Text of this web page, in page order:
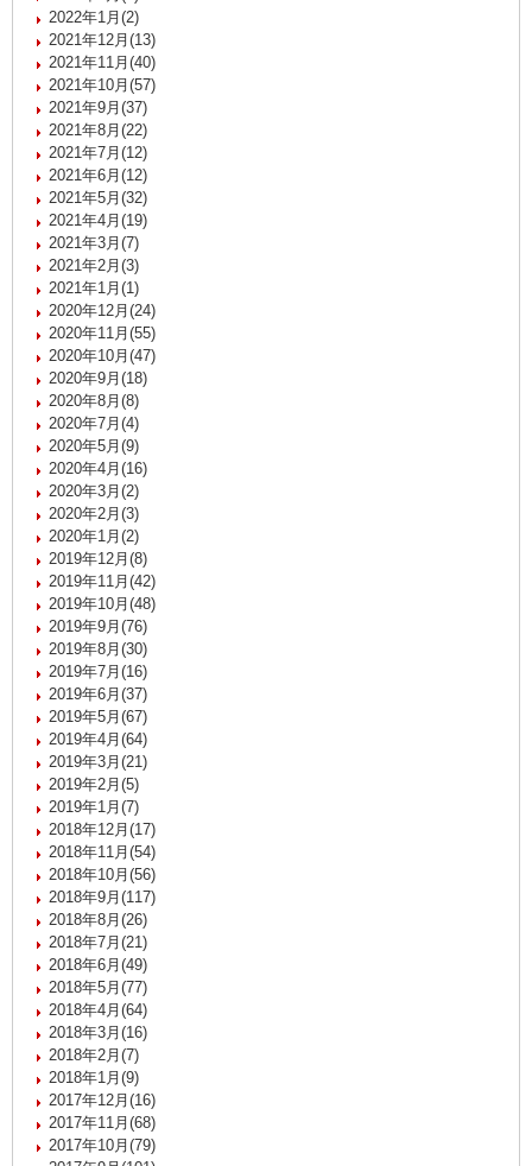
2022年1月(2)
2021年12月(13)
2021年11月(40)
2021年10月(57)
2021年9月(37)
2021年8月(22)
2021年7月(12)
2021年6月(12)
2021年5月(32)
2021年4月(19)
2021年3月(7)
2021年2月(3)
2021年1月(1)
2020年12月(24)
2020年11月(55)
2020年10月(47)
2020年9月(18)
2020年8月(8)
2020年7月(4)
2020年5月(9)
2020年4月(16)
2020年3月(2)
2020年2月(3)
2020年1月(2)
2019年12月(8)
2019年11月(42)
2019年10月(48)
2019年9月(76)
2019年8月(30)
2019年7月(16)
2019年6月(37)
2019年5月(67)
2019年4月(64)
2019年3月(21)
2019年2月(5)
2019年1月(7)
2018年12月(17)
2018年11月(54)
2018年10月(56)
2018年9月(117)
2018年8月(26)
2018年7月(21)
2018年6月(49)
2018年5月(77)
2018年4月(64)
2018年3月(16)
2018年2月(7)
2018年1月(9)
2017年12月(16)
2017年11月(68)
2017年10月(79)